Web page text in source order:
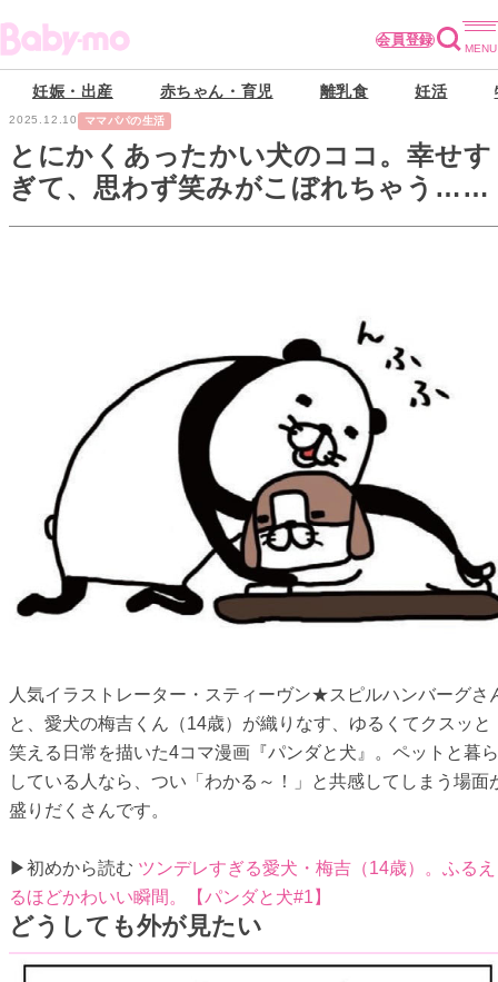
会員登録
妊娠・出産 赤ちゃん・育児 離乳食 妊活
2025.12.10 ママパパの生活
とにかくあったかい犬のココ。幸せす
ぎて、思わず笑みがこぼれちゃう…
【パンダと犬#26】
人気イラストレーター・スティーヴン★スピルハンバーグさ
と、愛犬の梅吉くん（14歳）が織りなす、ゆるくてクスッと
笑える日常を描いた4コマ漫画『パンダと犬』。ペットと暮ら
している人なら、つい「わかる～！」と共感してしまう場面
盛りだくさんです。
▶初めから読む ツンデレすぎる愛犬・梅吉（14歳）。ふるえ
るほどかわいい瞬間。【パンダと犬#1】
どうしても外が見たい